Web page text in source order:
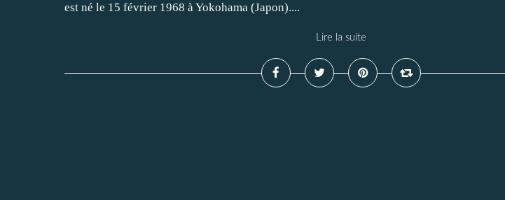
est né le 15 février 1968 à Yokohama (Japon)....
Lire la suite